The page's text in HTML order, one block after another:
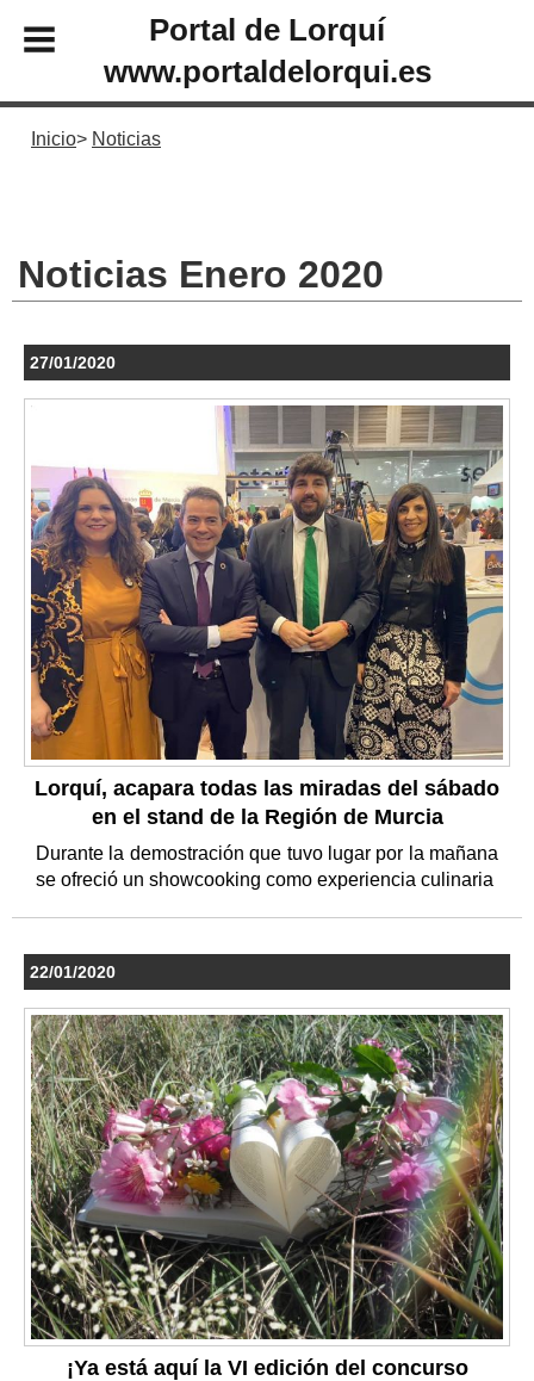
Portal de Lorquí
www.portaldelorqui.es
Inicio Noticias
Noticias Enero 2020
27/01/2020
Lorquí, acapara todas las miradas del sábado
en el stand de la Región de Murcia
Durante la demostración que tuvo lugar por la mañana
se ofreció un showcooking como experiencia culinaria
22/01/2020
¡Ya está aquí la VI edición del concurso